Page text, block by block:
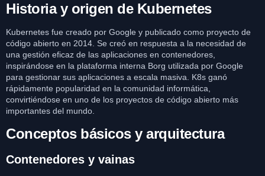
Historia y origen de Kubernetes
Kubernetes fue creado por Google y publicado como proyecto de
código abierto en 2014. Se creó en respuesta a la necesidad de
una gestión eficaz de las aplicaciones en contenedores,
inspirándose en la plataforma interna Borg utilizada por Google
para gestionar sus aplicaciones a escala masiva. K8s ganó
rápidamente popularidad en la comunidad informática,
convirtiéndose en uno de los proyectos de código abierto más
importantes del mundo.
Conceptos básicos y arquitectura
Contenedores y vainas